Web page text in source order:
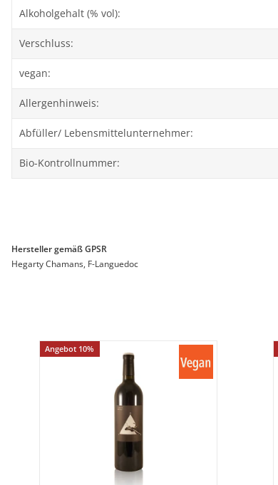
Alkoholgehalt (% vol):
Verschluss:
vegan:
Allergenhinweis:
Abfüller/ Lebensmittelunternehmer:
Bio-Kontrollnummer:
Hersteller gemäß GPSR
Hegarty Chamans, F-Languedoc
Angebot 10%